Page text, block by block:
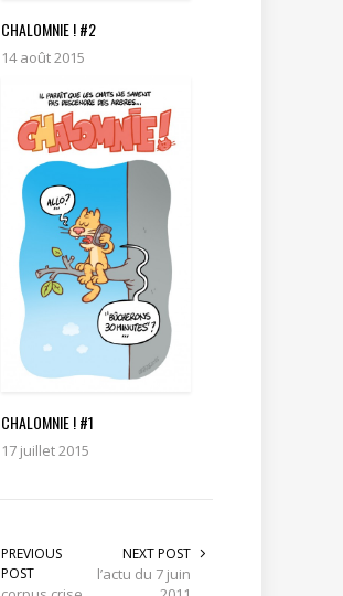
CHALOMNIE ! #2
14 août 2015
CHALOMNIE ! #1
17 juillet 2015
PREVIOUS
POST
NEXT POST
l’actu du 7 juin